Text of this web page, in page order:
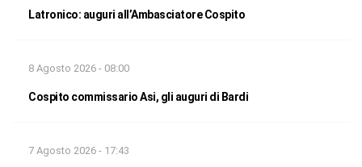
Latronico: auguri all’Ambasciatore Cospito
8 Agosto 2026 - 08:00
Cospito commissario Asi, gli auguri di Bardi
7 Agosto 2026 - 17:43